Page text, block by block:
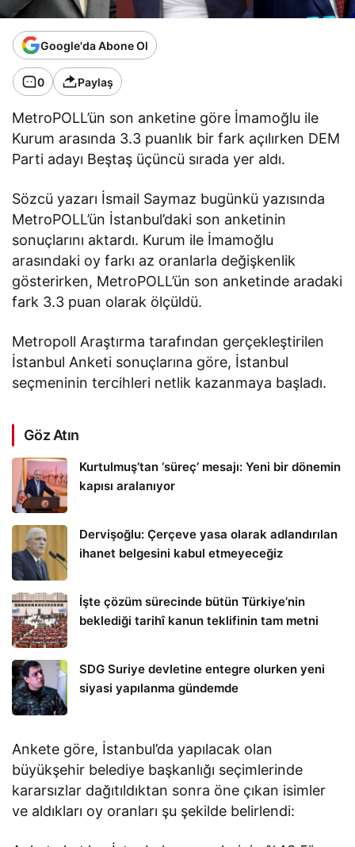
Google'da Abone Ol
0 Paylaş
MetroPOLL’ün son anketine göre İmamoğlu ile
Kurum arasında 3.3 puanlık bir fark açılırken DEM
Parti adayı Beştaş üçüncü sırada yer aldı.
Sözcü yazarı İsmail Saymaz bugünkü yazısında
MetroPOLL’ün İstanbul’daki son anketinin
sonuçlarını aktardı. Kurum ile İmamoğlu
arasındaki oy farkı az oranlarla değişkenlik
gösterirken, MetroPOLL’ün son anketinde aradaki
fark 3.3 puan olarak ölçüldü.
Metropoll Araştırma tarafından gerçekleştirilen
İstanbul Anketi sonuçlarına göre, İstanbul
seçmeninin tercihleri netlik kazanmaya başladı.
Göz Atın
Kurtulmuş’tan ‘süreç’ mesajı: Yeni bir dönemin
kapısı aralanıyor
Dervişoğlu: Çerçeve yasa olarak adlandırılan
ihanet belgesini kabul etmeyeceğiz
İşte çözüm sürecinde bütün Türkiye’nin
beklediği tarihî kanun teklifinin tam metni
SDG Suriye devletine entegre olurken yeni
siyasi yapılanma gündemde
Ankete göre, İstanbul’da yapılacak olan
büyükşehir belediye başkanlığı seçimlerinde
kararsızlar dağıtıldıktan sonra öne çıkan isimler
ve aldıkları oy oranları şu şekilde belirlendi: